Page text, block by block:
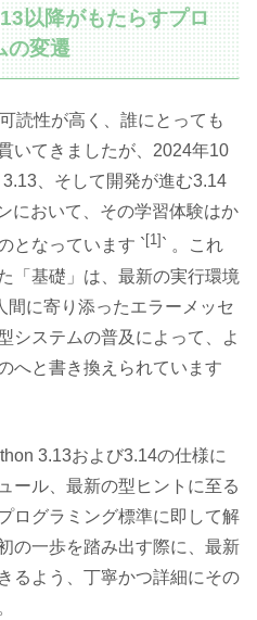
以降がもたらすプロ
の変遷
読性が高く、誰にとっても
いてきましたが、2024年10
、そして開発が進む3.14
において、その学習体験はか
となっています `[1] ` 。これ
「基礎」は、最新の実行環境
間に寄り添ったエラーメッセ
システムの普及によって、よ
へと書き換えられています
3.13および3.14の仕様に
ール、最新の型ヒントに至る
ログラミング標準に即して解
の一歩を踏み出す際に、最新
るよう、丁寧かつ詳細にその